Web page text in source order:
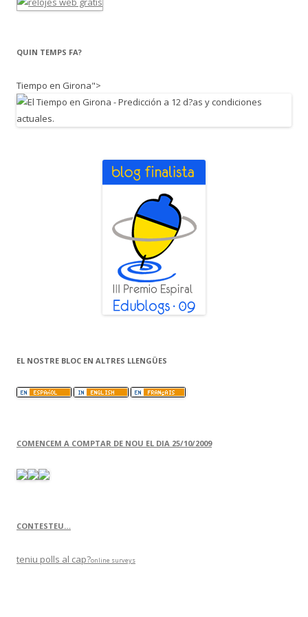
QUIN TEMPS FA?
Tiempo en Girona">
EL NOSTRE BLOC EN ALTRES LLENGÜES
COMENCEM A COMPTAR DE NOU EL DIA 25/10/2009
CONTESTEU…
teniu polls al cap?online surveys